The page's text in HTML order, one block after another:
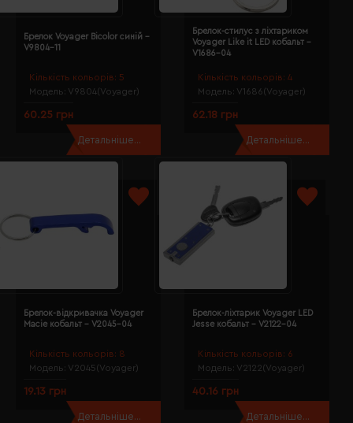
Кількість кольорів: 5
Модель: V9804(Voyager)
Брелок Voyager Bicolor синій -
V9804-11
60.25 грн
Детальніше...
Кількість кольорів: 4
Модель: V1686(Voyager)
Брелок-стилус з ліхтариком
Voyager Like it LED кобальт -
V1686-04
62.18 грн
Детальніше...
Кількість кольорів: 8
Модель: V2045(Voyager)
Брелок-відкривачка Voyager
Macie кобальт - V2045-04
19.13 грн
Детальніше...
Кількість кольорів: 6
Модель: V2122(Voyager)
Брелок-ліхтарик Voyager LED
Jesse кобальт - V2122-04
40.16 грн
Детальніше...